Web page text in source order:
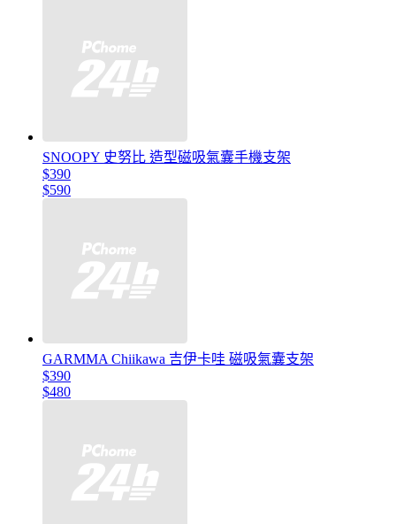
SNOOPY 史努比 造型磁吸氣囊手機支架
$390
$590
GARMMA Chiikawa 吉伊卡哇 磁吸氣囊支架
$390
$480